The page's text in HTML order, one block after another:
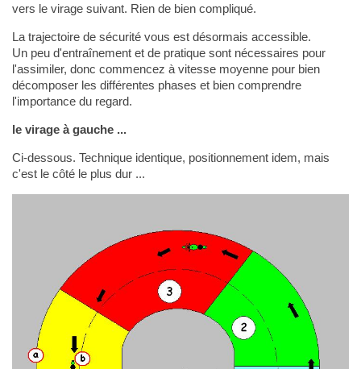
vers le virage suivant. Rien de bien compliqué.
La trajectoire de sécurité vous est désormais accessible.
Un peu d'entraînement et de pratique sont nécessaires pour
l'assimiler, donc commencez à vitesse moyenne pour bien
décomposer les différentes phases et bien comprendre
l'importance du regard.
le virage à gauche ...
Ci-dessous. Technique identique, positionnement idem, mais
c'est le côté le plus dur ...